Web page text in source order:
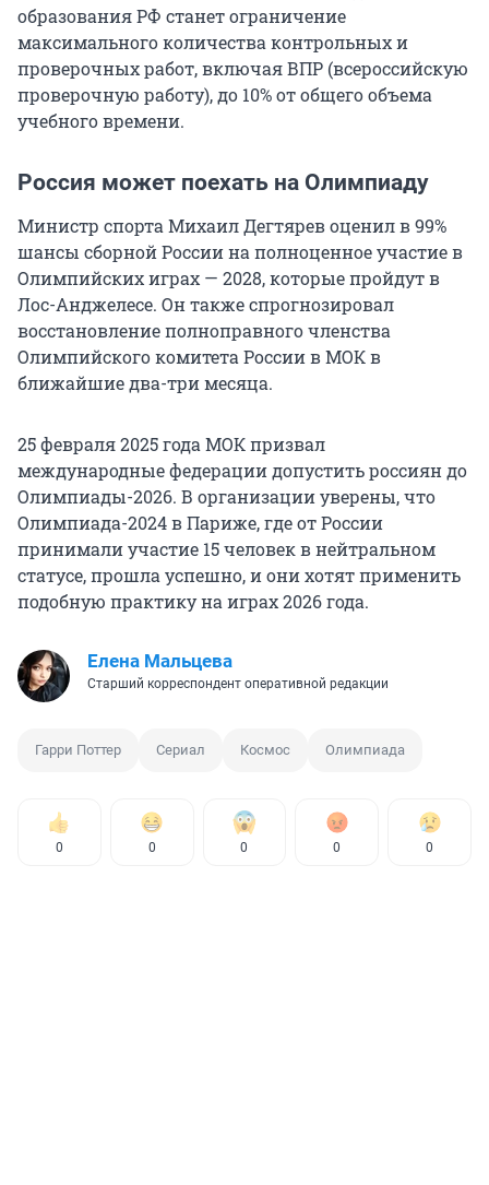
образования РФ станет ограничение
максимального количества контрольных и
проверочных работ, включая ВПР (всероссийскую
проверочную работу), до 10% от общего объема
учебного времени.
Россия может поехать на Олимпиаду
Министр спорта Михаил Дегтярев оценил в 99%
шансы сборной России на полноценное участие в
Олимпийских играх — 2028, которые пройдут в
Лос-Анджелесе. Он также спрогнозировал
восстановление полноправного членства
Олимпийского комитета России в МОК в
ближайшие два-три месяца.
25 февраля 2025 года МОК призвал
международные федерации допустить россиян до
Олимпиады-2026. В организации уверены, что
Олимпиада-2024 в Париже, где от России
принимали участие 15 человек в нейтральном
статусе, прошла успешно, и они хотят применить
подобную практику на играх 2026 года.
Елена Мальцева
Старший корреспондент оперативной редакции
Гарри Поттер Сериал Космос Олимпиада
0 0 0 0 0